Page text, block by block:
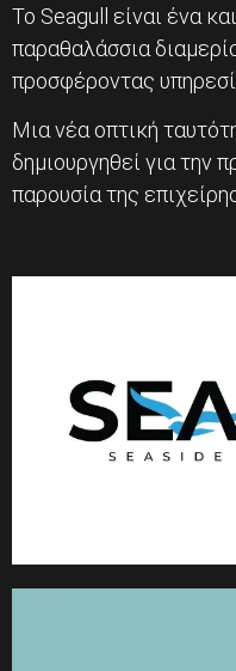
Το Seagull είναι ένα
παραθαλάσσια
προσφέροντας
Μια νέα οπτική
δημιουργηθεί για την
παρουσία της